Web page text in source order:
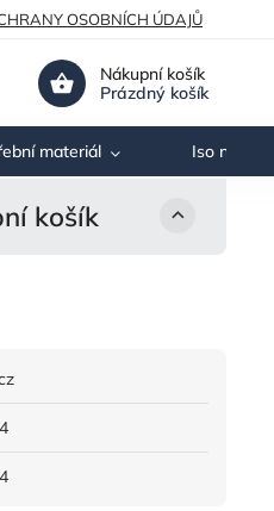
OSOBNÍCH ÚDAJŮ
Nákupní košík
Prázdný košík
materiál Iso
košík